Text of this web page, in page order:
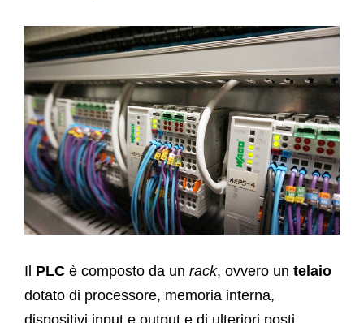
Il PLC è composto da un rack, ovvero un telaio
dotato di processore, memoria interna,